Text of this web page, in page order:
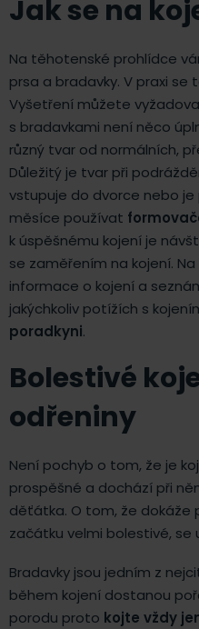
Jak se na
Na těhotenské prohlídce
prsa a bradavky. V praxi
Vyšetření můžete
s bradavkami není něco
různý tvar od normálních,
Důležitý je tvar při
vstupuje do dvorce nebo je
měsíce používat
k úspěšnému kojení je
se zaměřením na kojení.
informace o kojení a
jakýchkoliv potížích s
poradkyni.
Bolestivé
odřeniny
Není pochyb o tom, že je
prospěšné a dochází při
děťátka. O tom, že
začátku velmi bolestivé, se
Bradavky jsou jedním z
během kojení dostanou
porodu proto kojte vždy